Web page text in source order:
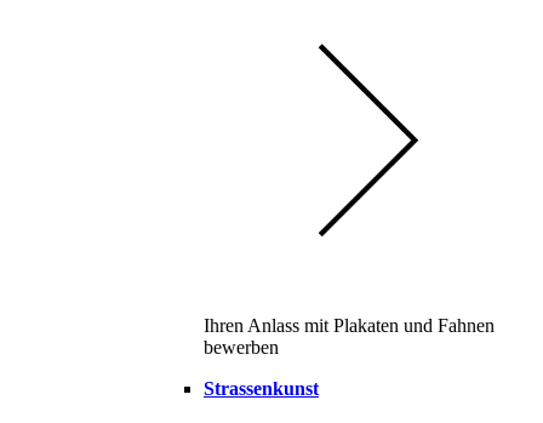
Ihren Anlass mit Plakaten und Fahnen
bewerben
Strassenkunst